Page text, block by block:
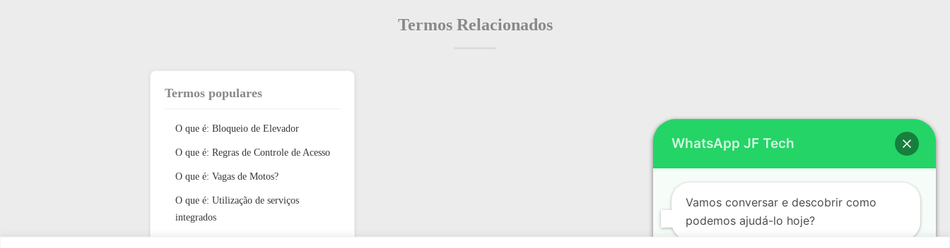
Termos Relacionados
Termos populares
O que é: Bloqueio de Elevador
O que é: Regras de Controle de Acesso
O que é: Vagas de Motos?
O que é: Utilização de serviços
integrados
WhatsApp JF Tech
Vamos conversar e descobrir como
podemos ajudá-lo hoje?